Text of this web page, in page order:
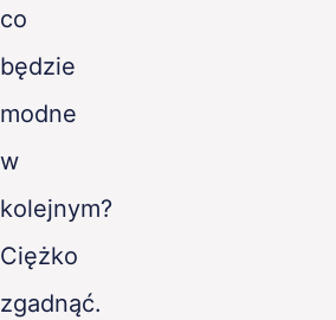
co
będzie
modne
w
kolejnym?
Ciężko
zgadnąć.